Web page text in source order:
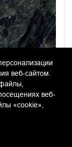
80*80
веб-сайтом.
веб-
«cookie»,